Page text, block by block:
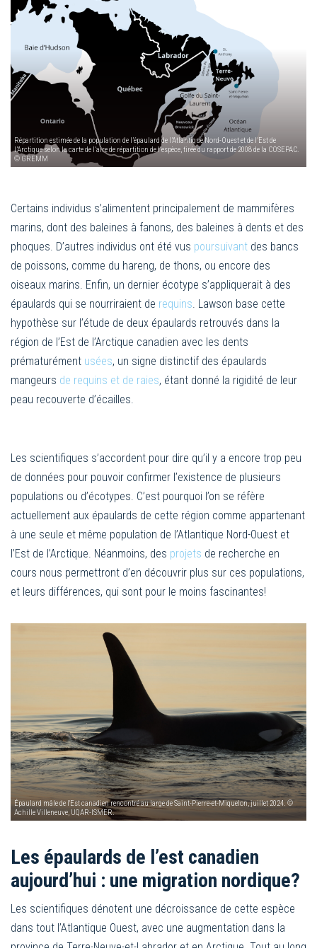
Répartition estimée de la population de l’épaulard de l’Atlantique Nord-Ouest et de l’Est de
l’Arctique selon la carte de l’aire de répartition de l’espèce, tirée du rapport de 2008 de la COSEPAC.
© GREMM
Certains individus s’alimentent principalement de mammifères
marins, dont des baleines à fanons, des baleines à dents et des
phoques. D’autres individus ont été vus poursuivant des bancs
de poissons, comme du hareng, de thons, ou encore des
oiseaux marins. Enfin, un dernier écotype s’appliquerait à des
épaulards qui se nourriraient de requins. Lawson base cette
hypothèse sur l’étude de deux épaulards retrouvés dans la
région de l’Est de l’Arctique canadien avec les dents
prématurément usées, un signe distinctif des épaulards
mangeurs de requins et de raies, étant donné la rigidité de leur
peau recouverte d’écailles.
Les scientifiques s’accordent pour dire qu’il y a encore trop peu
de données pour pouvoir confirmer l’existence de plusieurs
populations ou d’écotypes. C’est pourquoi l’on se réfère
actuellement aux épaulards de cette région comme appartenant
à une seule et même population de l’Atlantique Nord-Ouest et
l’Est de l’Arctique. Néanmoins, des projets de recherche en
cours nous permettront d’en découvrir plus sur ces populations,
et leurs différences, qui sont pour le moins fascinantes!
Épaulard mâle de l'Est canadien rencontré au large de Saint-Pierre-et-Miquelon, juillet 2024. ©
Achille Villeneuve, UQAR-ISMER.
Les épaulards de l’est canadien
aujourd’hui : une migration nordique?
Les scientifiques dénotent une décroissance de cette espèce
dans tout l’Atlantique Ouest, avec une augmentation dans la